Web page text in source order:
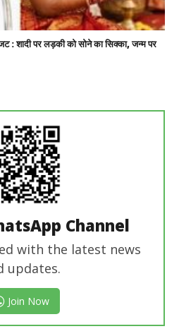
: शादी पर लड़की को सोने का सिक्का, जन्म पर
Channel
with the latest news
updates.
Join Now